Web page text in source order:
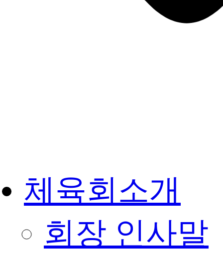
체육회소개
회장 인사말